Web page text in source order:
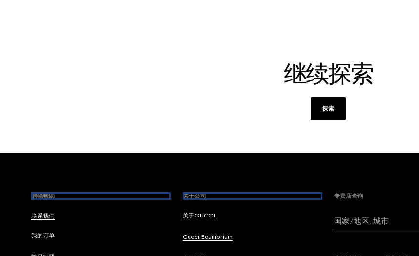
继续探索
探索
Footer
购物帮助
联系我们
我的订单
关于公司
关于GUCCI
Gucci Equilibrium
专卖店查询
国家/地区, 城市